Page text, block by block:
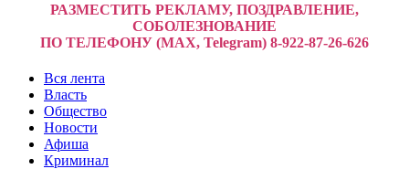
РАЗМЕСТИТЬ РЕКЛАМУ, ПОЗДРАВЛЕНИЕ,
СОБОЛЕЗНОВАНИЕ
ПО ТЕЛЕФОНУ (MAX, Telegram) 8-922-87-26-626
Вся лента
Власть
Общество
Новости
Афиша
Криминал